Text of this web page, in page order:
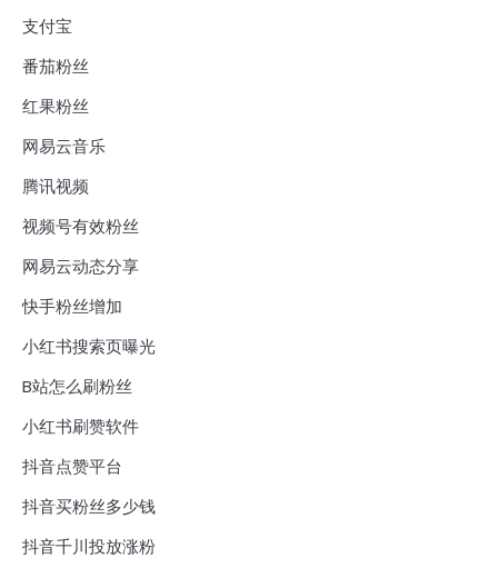
支付宝
番茄粉丝
红果粉丝
网易云音乐
腾讯视频
视频号有效粉丝
网易云动态分享
快手粉丝增加
小红书搜索页曝光
B站怎么刷粉丝
小红书刷赞软件
抖音点赞平台
抖音买粉丝多少钱
抖音千川投放涨粉